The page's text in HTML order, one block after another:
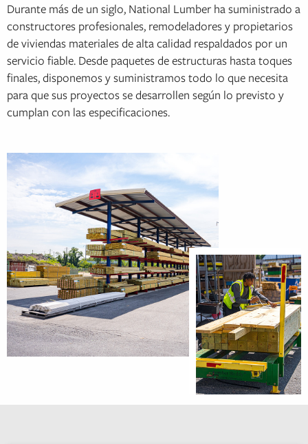
Durante más de un siglo, National Lumber ha suministrado a
constructores profesionales, remodeladores y propietarios
de viviendas materiales de alta calidad respaldados por un
servicio fiable. Desde paquetes de estructuras hasta toques
finales, disponemos y suministramos todo lo que necesita
para que sus proyectos se desarrollen según lo previsto y
cumplan con las especificaciones.